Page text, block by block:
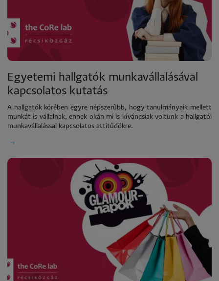
Egyetemi hallgatók munkavállalásával
kapcsolatos kutatás
A hallgatók körében egyre népszerűbb, hogy tanulmányaik mellett
munkát is vállalnak, ennek okán mi is kíváncsiak voltunk a hallgatói
munkavállalással kapcsolatos attitűdökre.